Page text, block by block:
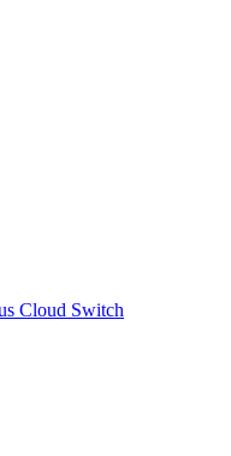
Cloud Switch